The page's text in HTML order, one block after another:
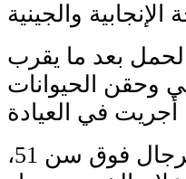
بعد ما يقرب
وحقن الحيوانات
وأظهرت الدراسة أن 42 بالمئة فقط من الرجال فوق سن 51،